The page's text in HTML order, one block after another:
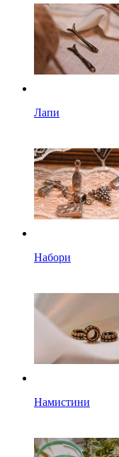
Лапи
Набори
Намистини